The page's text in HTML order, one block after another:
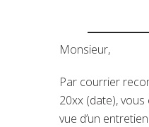
Monsieur,
Par courrier
20xx (date),
vue d’un